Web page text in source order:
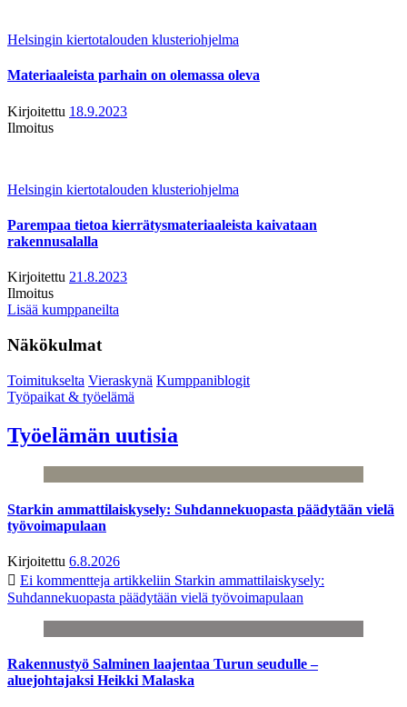
Helsingin kiertotalouden klusteriohjelma
Materiaaleista parhain on olemassa oleva
Kirjoitettu 18.9.2023
Ilmoitus
Helsingin kiertotalouden klusteriohjelma
Parempaa tietoa kierrätysmateriaaleista kaivataan
rakennusalalla
Kirjoitettu 21.8.2023
Ilmoitus
Lisää kumppaneilta
Näkökulmat
Toimitukselta Vieraskynä Kumppaniblogit
Työpaikat & työelämä
Työelämän uutisia
Starkin ammattilaiskysely: Suhdannekuopasta päädytään vielä
työvoimapulaan
Kirjoitettu 6.8.2026
Ei kommentteja artikkeliin Starkin ammattilaiskysely:
Suhdannekuopasta päädytään vielä työvoimapulaan
Rakennustyö Salminen laajentaa Turun seudulle –
aluejohtajaksi Heikki Malaska